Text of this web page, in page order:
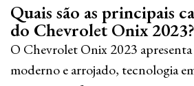
Quais são as principais
do Chevrolet Onix 2023?
O Chevrolet Onix 2023
moderno e arrojado, tecnologia